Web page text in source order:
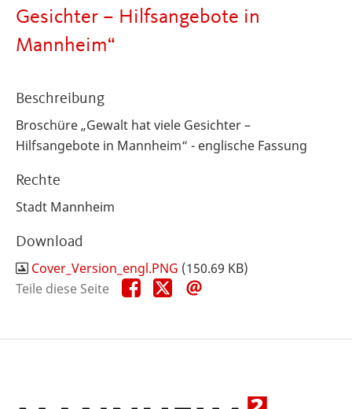
Gesichter – Hilfsangebote in
Mannheim“
Beschreibung
Broschüre „Gewalt hat viele Gesichter –
Hilfsangebote in Mannheim“ - englische Fassung
Rechte
Stadt Mannheim
Download
Cover_Version_engl.PNG (150.69 KB)
Teile diese Seite
Teile
diese
Teile
diese